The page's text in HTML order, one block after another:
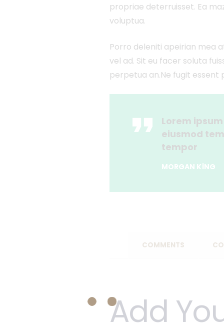
propriae deterruisset. Ea
voluptua.
Porro deleniti apeirian mea
vel ad. Sit eu facer soluta
perpetua an.Ne fugit essent
Lorem
eiusmod
tempor
MORGAN KING
COMMENTS
Add